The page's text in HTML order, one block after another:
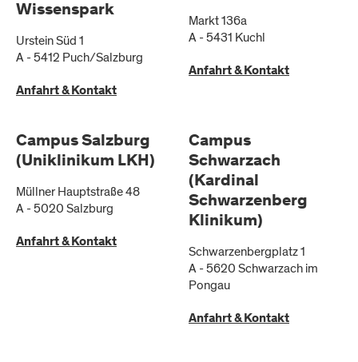
Wissenspark
Urstein Süd 1
A-5412 Puch/Salzburg
Anfahrt & Kontakt
Markt 136a
A-5431 Kuchl
Anfahrt & Kontakt
Campus Salzburg
(Uniklinikum LKH)
Müllner Hauptstraße 48
A-5020Salzburg
Anfahrt & Kontakt
Campus
Schwarzach
(Kardinal
Schwarzenberg
Klinikum)
Schwarzenbergplatz 1
A-5620Schwarzach im
Pongau
Anfahrt & Kontakt